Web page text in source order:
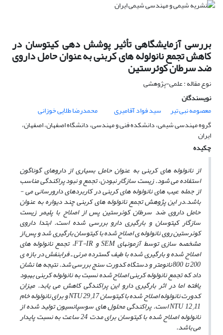
بررسی آزمایشگاهی تأثیر پوشش دهی کیتوسان در
کاهش تجمع نانولوله های کربنی به عنوان حامل داروی
ضد سرطان کوئرستین
نوع مقاله : علمی-پژوهشی
نویسندگان
معصومه نبی تیر
سید فواد آقامیری
محمدرضا طلایی خوزانی
گروه مهندسی شیمی، دانشکده فنی و مهندسی، دانشگاه اصفهان، اصفهان،
ایران
چکیده
از نانولوله ­های کربنی به عنوان حامل بسیاری از داروهای گوناگون
استفاده می ­شود. زیست سازگار نبودن،تجمع و نبود پراکندگی مناسب
از جمله عیب ­های نانولوله­ های کربنی در کاربردهای دارورسانی می ­
باشد.در این پژوهشتجمع نانولوله­ های کربنی چند دیواره به عنوان
حامل داروی ضد سرطان کوئرستین پس از اصلاح با پلیمر زیست
سازگارکیتوسان و بارگیری دارو بررسی شده است. ابتدا داروی
کوئرستین روی نانولوله­ ی اصلاح شده با کیتوسان بارگیری شدوپس از
مشخصه سازی توسط آزمونهایSEMوFT-IR، تجمع نانولوله ­های
اصلاح شده و بارگیری شده با طیف گستردهمرئی ـ فرابنفش در بازه ­ی
200 تا 800 نانومتر و دستگاه کدورت سنج بررسی شد. نتیجه­ ها نشان
داد که تجمع نانولوله کربنی اصلاح شده نسبت به نانولوله کربنی بهبود
یافته اما در اثر بارگیری دارو این پراکندگی کاهش می ­یابد. میزان
کدورت نانولوله اصلاح شده با کیتوسان NTU29/17 و برای نانولوله خام
NTU12/ 11 است. پراکندگی محلول­ های سوسپانسیون تولید شده از
نانولوله اصلاح شده با کیتوسان برای مدت 24 ساعت به نسبت پایدار
می­ باشد.